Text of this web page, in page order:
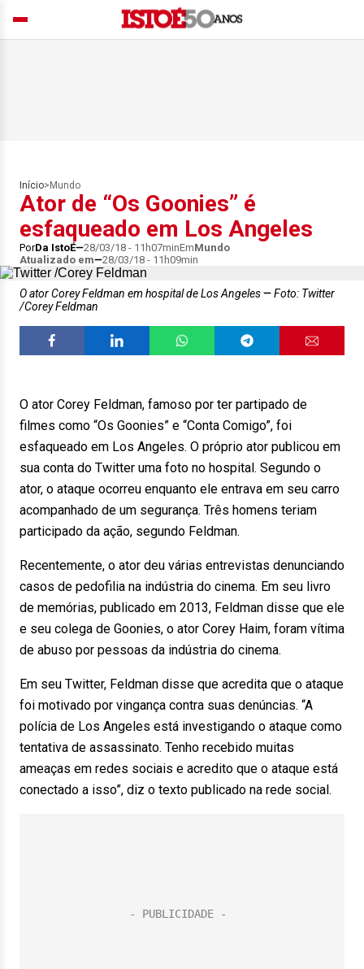
Início> Mundo
Ator de “Os Goonies” é
esfaqueado em Los Angeles
PorDa IstoÉ 28/03/18 - 11h07minEmMundo
Atualizado em
28/03/18 - 11h09min
O ator Corey Feldman em hospital de Los Angeles
Foto: Twitter
/Corey Feldman
O ator Corey Feldman, famoso por ter partipado de
filmes como “Os Goonies” e “Conta Comigo”, foi
esfaqueado em Los Angeles. O próprio ator publicou em
sua conta do Twitter uma foto no hospital. Segundo o
ator, o ataque ocorreu enquanto ele entrava em seu carro
acompanhado de um segurança. Três homens teriam
participado da ação, segundo Feldman.
Recentemente, o ator deu várias entrevistas denunciando
casos de pedofilia na indústria do cinema. Em seu livro
de memórias, publicado em 2013, Feldman disse que ele
e seu colega de Goonies, o ator Corey Haim, foram vítima
de abuso por pessoas da indústria do cinema.
Em seu Twitter, Feldman disse que acredita que o ataque
foi motivado por vingança contra suas denúncias. “A
polícia de Los Angeles está investigando o ataque como
tentativa de assassinato. Tenho recebido muitas
ameaças em redes sociais e acredito que o ataque está
conectado a isso”, diz o texto publicado na rede social.